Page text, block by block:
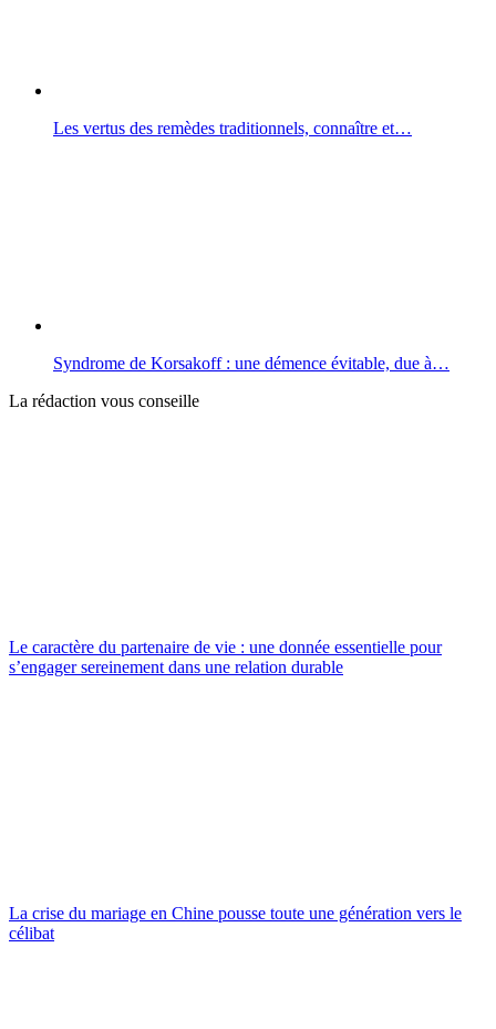
Les vertus des remèdes traditionnels, connaître et…
Syndrome de Korsakoff : une démence évitable, due à…
La rédaction vous conseille
Le caractère du partenaire de vie : une donnée essentielle pour
s’engager sereinement dans une relation durable
La crise du mariage en Chine pousse toute une génération vers le
célibat